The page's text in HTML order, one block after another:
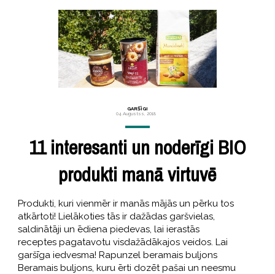
GARŠĪGI
04 Augustss, 2018
11 interesanti un noderīgi BIO
produkti manā virtuvē
Produkti, kuri vienmēr ir manās mājās un pērku tos
atkārtoti! Lielākoties tās ir dažādas garšvielas,
saldinātāji un ēdiena piedevas, lai ierastās
receptes pagatavotu visdažādākajos veidos. Lai
garšīga iedvesma! Rapunzel beramais buljons
Beramais buljons, kuru ērti dozēt pašai un neesmu